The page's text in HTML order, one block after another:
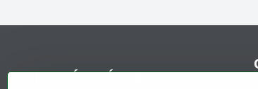
KDE NÁS NÁJDETE